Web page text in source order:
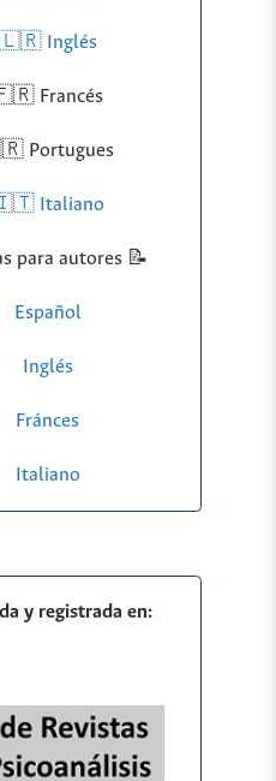
🇱🇷Inglés
Francés
Portugues
Italiano
para autores 📝
Español
Inglés
Fránces
Italiano
y registrada en: